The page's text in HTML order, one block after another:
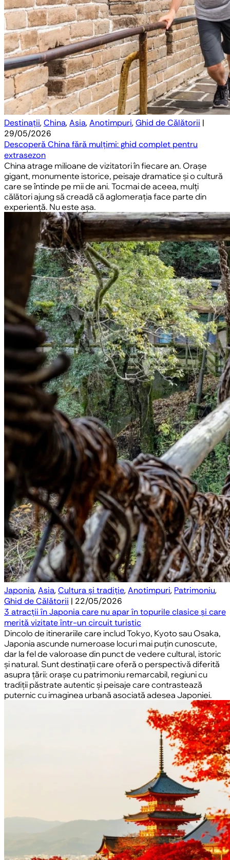
Destinații,China,Asia,Anotimpuri,Ghid de Călătorii |
29/05/2026
Descoperă China fără mulțimi: ghid complet pentru
extrasezon
China atrage milioane de vizitatori în fiecare an. Orașe
gigant, monumente istorice, peisaje dramatice și o cultură
care se întinde pe mii de ani. Tocmai de aceea, mulți
călători ajung să creadă că aglomerația face parte din
experiență. Nu este așa.
Japonia,Asia,Cultura și tradiție,Anotimpuri, Patrimoniu,
Ghid de Călătorii | 22/05/2026
3 atracții în Japonia care nu apar în topurile clasice și care
merită vizitate într-un circuit turistic
Dincolo de itinerariile care includ Tokyo, Kyoto sau Osaka,
Japonia ascunde numeroase locuri mai puțin cunoscute,
dar la fel de valoroase din punct de vedere cultural, istoric
și natural. Sunt destinații care oferă o perspectivă diferită
asupra țării: orașe cu patrimoniu remarcabil, regiuni cu
tradiții păstrate autentic și peisaje care contrastează
puternic cu imaginea urbană asociată adesea Japoniei.